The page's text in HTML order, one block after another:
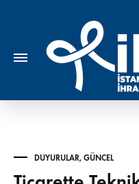
DUYURULAR, GÜNCEL